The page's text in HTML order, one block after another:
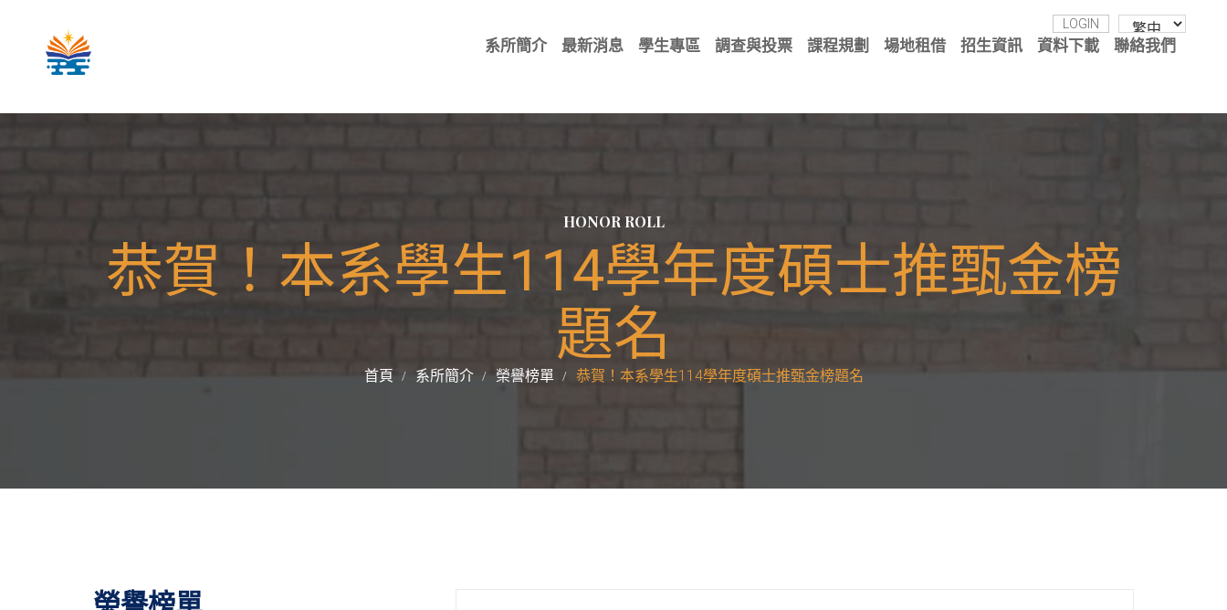
LOGIN
系所簡介 最新消息 學生專區 調查與投票 課程規劃 場地租借 招生資訊 資料下載 聯絡我們
HONOR ROLL
恭賀！本系學生114學年度碩士推甄金榜
題名
首頁 系所簡介 榮譽榜單 恭賀！本系學生114學年度碩士推甄金榜題名